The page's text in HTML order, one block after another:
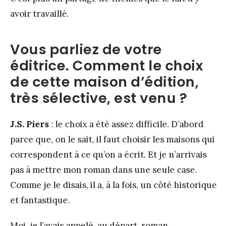
avoir travaillé.
Vous parliez de votre
éditrice. Comment le choix
de cette maison d’édition,
très sélective, est venu ?
J.S. Piers : le choix a été assez difficile. D’abord
parce que, on le sait, il faut choisir les maisons qui
correspondent à ce qu’on a écrit. Et je n’arrivais
pas à mettre mon roman dans une seule case.
Comme je le disais, il a, à la fois, un côté historique
et fantastique.